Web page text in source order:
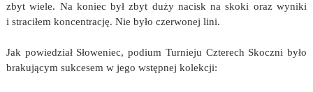
zbyt wiele. Na koniec był zbyt duży nacisk na skoki oraz wyniki
i straciłem koncentrację. Nie było czerwonej lini.
Jak powiedział Słoweniec, podium Turnieju Czterech Skoczni było
brakującym sukcesem w jego wstępnej kolekcji: